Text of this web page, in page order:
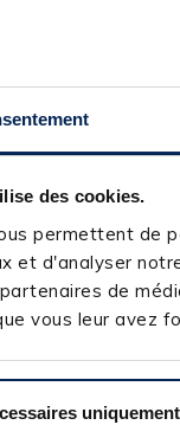
des cookies.
permettent de
et d'analyser
de
vous leur avez
uniquement
les plus extrêmes.
Conçue pour
cm
la pêche de la carpe
liserés bleu, La
en alu, le reste en
membrane de
accès facile à
pour faciliter